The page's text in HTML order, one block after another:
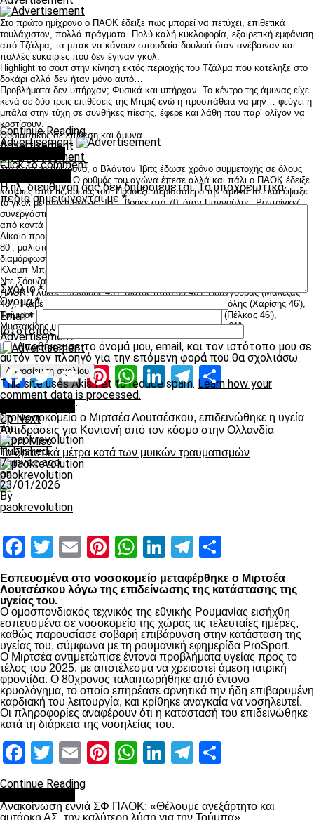
Στο πρώτο ημίχρονο ο ΠΑΟΚ έδειξε πως μπορεί να πετύχει, επιθετικά
τουλάχιστον, πολλά πράγματα. Πολύ καλή κυκλοφορία, εξαιρετική εμφάνιση
από Τζάλμα, τα μπακ να κάνουν σπουδαία δουλειά όταν ανέβαιναν και…
πολλές ευκαιρίες που δεν έγιναν γκολ.
Highlight το σουτ στην κίνηση εκτός περιοχής του Τζάλμα που κατέληξε στο
δοκάρι αλλά δεν ήταν μόνο αυτό…
Προβλήματα δεν υπήρχαν; Φυσικά και υπήρχαν. Το κέντρο της άμυνας είχε
κενά σε δύο τρεις επιθέσεις της Μπριζ ενώ η προσπάθεια να μην… φεύγει η
μπάλα στην τύχη σε συνθήκες πίεσης, έφερε και λάθη που παρ’ ολίγον να
κοστίσουν.
Ουσιαστικός σε επίθεση και άμυνα
Advertisement
Στο δεύτερο ημίχρονο, ο Βλάνταν Ίβιτς έδωσε χρόνο συμμετοχής σε όλους
τους παίκτες του. Ο ρυθμός του αγώνα έπεσε αλλά και πάλι ο ΠΑΟΚ έδειξε
κάποιες από τις αρετές του. Πρόσεξε περισσότερο την άμυνά του και έψαξε
το γκολ με αντεπιθέσεις. Το… βρήκε στο 70’ όταν Γιαννούλης, Ροντρίγκεζ
συνεργάστηκαν άψογα και ταχύτατα, η μπάλα έφτασε στον Κουλούρη που
από κοντά έκανε το 0-1.
Δίκαιο προβάδισμα για τον ΠΑΟΚ που κυριάρχησε και στη συνέχεια. Στο
80’, μάλιστα ο Πέλκας πέτυχε ένα καταπληκτικό γκολ κάνοντας το 0-2 που
διαμόρφωσε το… ιδανικό φινάλε.
Κλαμπ Μπριζ: Μπουτέγ, Κουλς, Ντένσβιλ, Ντε Μποκ (Πίτερς 76′), Σίμονς,
Ντε Σόουζα, Βανάκεν, Φόρμερ, Βόσεν, Ισκιέρδο, Στορμ (Ένγκελς 28′)
ΠΑΟΚ: Γλύκος (Βελλίδης 46′), Μάτος (Κίτσιου 46′), Πούγγουρας (Μαλεζάς
46′), Τζαβέλλας (Κρέσπο 61′), Λέοβατς (Γιαννούλης), Τζιόλης (Χαρίσης 46′),
Τσίμιροτ (Κοροβέσης 61′), Κάμπος (Ζάιρο 61′), Περέιρα (Πέλκας 46′),
Μυστακίδης (Ροντρίγκες 46′), Αθανασιάδης (Κουλούρης 61′)
Advertisement
Facebook
Twitter
EmailPinterest
WhatsApp
LinkedIn
Telegram
Related Topics:
Up Next
Αντιδράσεις για Κοντονή από τον κόσμο στην Ολλανδία
Don't Miss
Τα δραστικά μέτρα κατά των μυικών τραυματισμών
paokrevolution
Continue Reading
Advertisement
Click to comment
Η ηλ. διεύθυνση σας δεν δημοσιεύεται. Τα υποχρεωτικά
πεδία σημειώνονται με*
Σχόλιο*
Όνομα*
Email*
Ιστότοπος
Αποθήκευσε το όνομά μου, email, και τον ιστότοπο μου σε
αυτόν τον πλοηγό για την επόμενη φορά που θα σχολιάσω.
This site uses Akismet to reduce spam. Learn how your
comment data is processed.
Στο νοσοκομείο ο Μιρτσέα Λουτσέσκου, επιδεινώθηκε η υγεία
του
Published
7 μήνες ago
on
23/01/2026
By
paokrevolution
Facebook
Twitter
EmailPinterest
WhatsApp
LinkedIn
Telegram
Εσπευσμένα στο νοσοκομείο μεταφέρθηκε ο Μιρτσέα
Λουτσέσκου λόγω της επιδείνωσης της κατάστασης της
υγείας του.
Ο ομοσπονδιακός τεχνικός της εθνικής Ρουμανίας εισήχθη
εσπευσμένα σε νοσοκομείο της χώρας τις τελευταίες ημέρες,
καθώς παρουσίασε σοβαρή επιβάρυνση στην κατάσταση της
υγείας του, σύμφωνα με τη ρουμανική εφημερίδα ProSport.
Ο Μιρτσέα αντιμετώπισε έντονα προβλήματα υγείας προς το
τέλος του 2025, με αποτέλεσμα να χρειαστεί άμεση ιατρική
φροντίδα. Ο 80χρονος ταλαιπωρήθηκε από έντονο
κρυολόγημα, το οποίο επηρέασε αρνητικά την ήδη επιβαρυμένη
καρδιακή του λειτουργία, και κρίθηκε αναγκαία να νοσηλευτεί.
Οι πληροφορίες αναφέρουν ότι η κατάστασή του επιδεινώθηκε
κατά τη διάρκεια της νοσηλείας του.
Facebook
Twitter
EmailPinterest
WhatsApp
LinkedIn
Telegram
Continue Reading
Ανακοίνωση εννιά ΣΦ ΠΑΟΚ: «Θέλουμε ανεξάρτητο και
αυτάρκη ΑΣ, την καλύτερη λύση για την Τούμπα»